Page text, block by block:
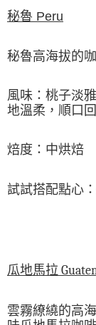
秘魯 Peru
秘魯高海拔的
風味：桃子淡
地溫柔，順口
焙度：中烘焙
試試搭配點心
瓜地馬拉
雲霧繚繞的高